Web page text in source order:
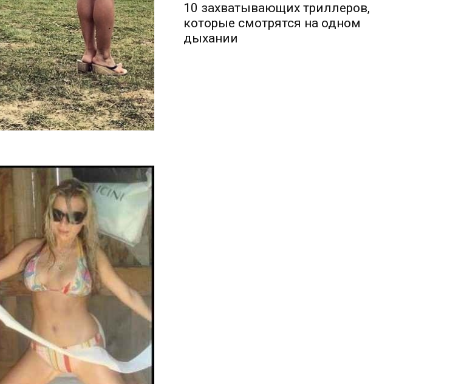
10 захватывающих триллеров,
которые смотрятся на одном
дыхании